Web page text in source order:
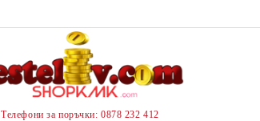
Телефони за поръчки: 0878 232 412